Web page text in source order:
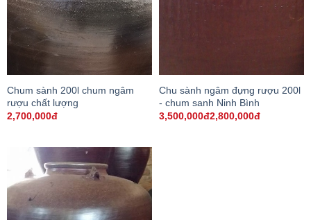
Chum sành 200l chum ngâm
rượu chất lượng
2,700,000đ
Chu sành ngâm đựng rượu 200l
- chum sanh Ninh Bình
3,500,000đ2,800,000đ